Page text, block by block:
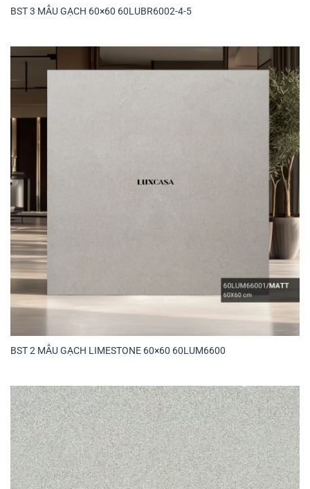
BST 3 MẪU GẠCH 60×60 60LUBR6002-4-5
BST 2 MẪU GẠCH LIMESTONE 60×60 60LUM6600